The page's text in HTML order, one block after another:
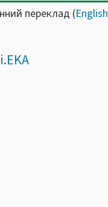
переклад (English
i.EKA